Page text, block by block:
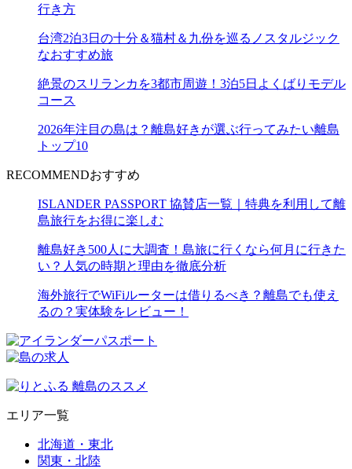
行き方
台湾2泊3日の十分＆猫村＆九份を巡るノスタルジック
なおすすめ旅
絶景のスリランカを3都市周遊！3泊5日よくばりモデル
コース
2026年注目の島は？離島好きが選ぶ行ってみたい離島
トップ10
RECOMMENDおすすめ
ISLANDER PASSPORT 協賛店一覧｜特典を利用して離
島旅行をお得に楽しむ
離島好き500人に大調査！島旅に行くなら何月に行きた
い？人気の時期と理由を徹底分析
海外旅行でWiFiルーターは借りるべき？離島でも使え
るの？実体験をレビュー！
エリア一覧
北海道・東北
関東・北陸